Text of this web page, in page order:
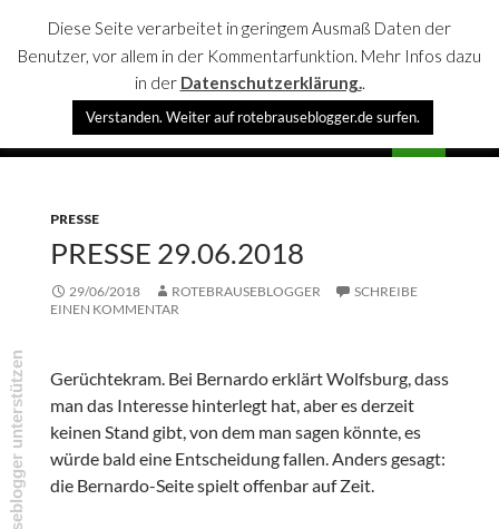
rotebrauseblogger
SPRINGE
PRESSE
PRESSE 29.06.2018
29/06/2018 ROTEBRAUSEBLOGGER
SCHREIBE
EINEN KOMMENTAR
Gerüchtekram. Bei Bernardo erklärt Wolfsburg, dass
man das Interesse hinterlegt hat, aber es derzeit
keinen Stand gibt, von dem man sagen könnte, es
würde bald eine Entscheidung fallen. Anders gesagt:
die Bernardo-Seite spielt offenbar auf Zeit.
Diese Seite verarbeitet in geringem Ausmaß Daten der
Benutzer, vor allem in der Kommentarfunktion. Mehr Infos dazu
in der Datenschutzerklärung..
Verstanden. Weiter auf rotebrauseblogger.de surfen.
rotebrauseblogger unterstützen